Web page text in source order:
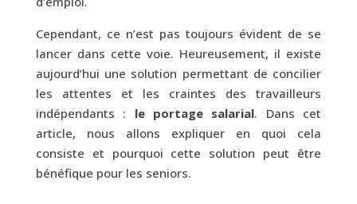
Cependant, ce n’est pas toujours évident de se
lancer dans cette voie. Heureusement, il existe
aujourd’hui une solution permettant de concilier
les attentes et les craintes des travailleurs
indépendants : le portage salarial. Dans cet
article, nous allons expliquer en quoi cela
consiste et pourquoi cette solution peut être
bénéfique pour les seniors.